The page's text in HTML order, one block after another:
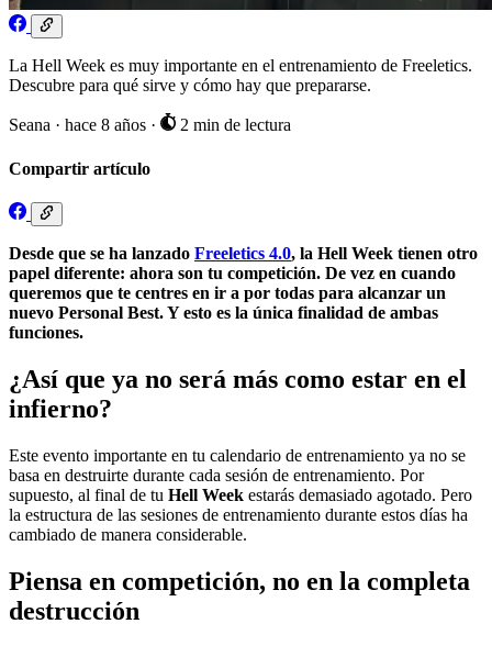
La Hell Week es muy importante en el entrenamiento de Freeletics.
Descubre para qué sirve y cómo hay que prepararse.
Seana · hace 8 años · 2 min de lectura
Compartir artículo
Desde que se ha lanzado Freeletics 4.0, la Hell Week tienen otro
papel diferente: ahora son tu competición. De vez en cuando
queremos que te centres en ir a por todas para alcanzar un
nuevo Personal Best. Y esto es la única finalidad de ambas
funciones.
¿Así que ya no será más como estar en el
infierno?
Este evento importante en tu calendario de entrenamiento ya no se
basa en destruirte durante cada sesión de entrenamiento. Por
supuesto, al final de tu Hell Week estarás demasiado agotado. Pero
la estructura de las sesiones de entrenamiento durante estos días ha
cambiado de manera considerable.
Piensa en competición, no en la completa
destrucción